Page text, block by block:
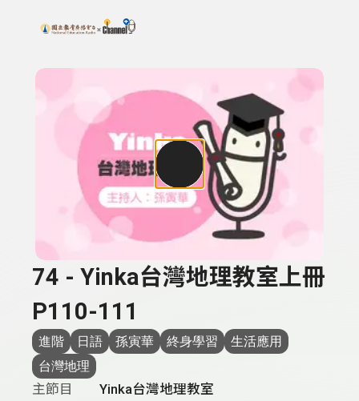
上方功能區塊
搜尋關鍵字：可輸入節目名稱、主持人或關鍵字
74 - Yinka台灣地理教室上冊
P110-111
進階 日語 孫寅華 終身學習
生活應用
台灣地理
主節目
Yinka台灣地理教室